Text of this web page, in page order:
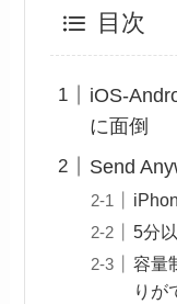
目次
iOS-
に面倒
Send
5分
容量
りが